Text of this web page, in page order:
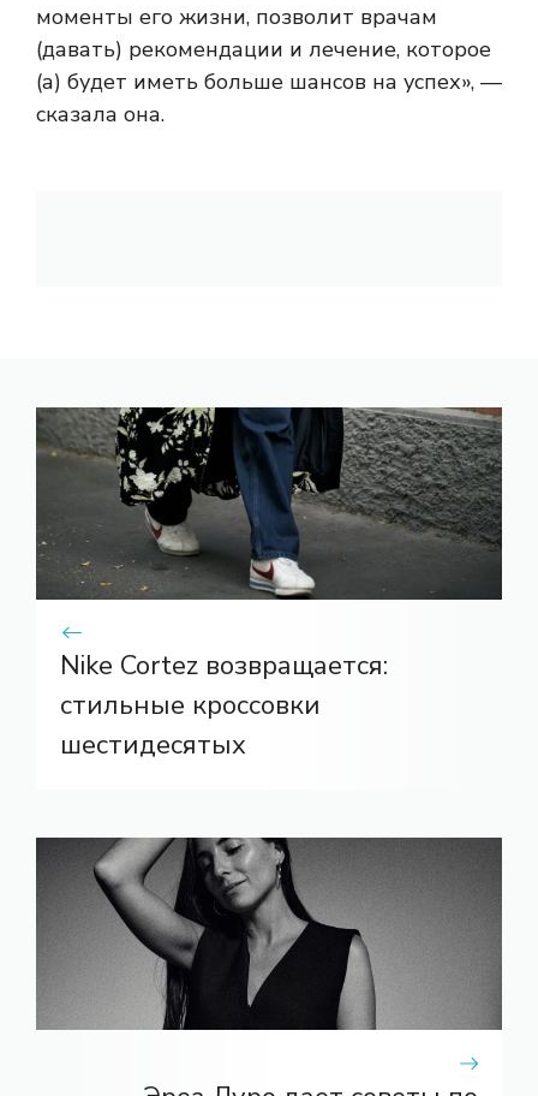
моменты его жизни, позволит врачам
(давать) рекомендации и лечение, которое
(а) будет иметь больше шансов на успех», —
сказала она.
Nike Cortez возвращается:
стильные кроссовки
шестидесятых